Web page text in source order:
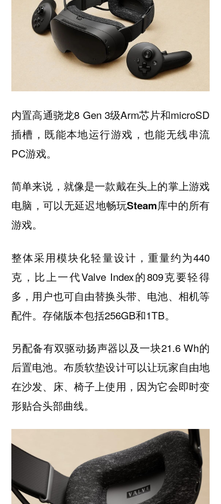
内置高通骁龙8 Gen 3级Arm芯片和microSD
插槽，既能本地运行游戏，也能无线串流
PC游戏。
简单来说，就像是一款戴在头上的掌上游戏
电脑， 可以无延迟地畅玩Steam库中的所有
游戏。
整体采用模块化轻量设计，重量约为440
克，比上一代Valve Index的809克要轻得
多，用户也可自由替换头带、电池、相机等
配件。存储版本包括256GB和1TB。
另配备有双驱动扬声器以及一块21.6 Wh的
后置电池。布质软垫设计可以让玩家自由地
在沙发、床、椅子上使用，因为它会即时变
形贴合头部曲线。